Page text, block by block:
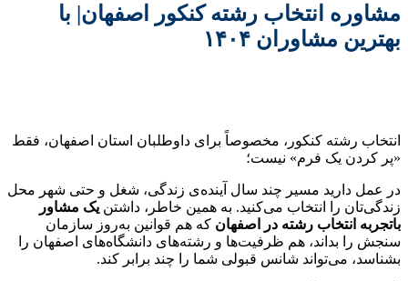
مشاوره انتخاب رشته کنکور اصفهان| با
بهترین مشاوران ۱۴۰۴
انتخاب رشته کنکور، مخصوصاً برای داوطلبان استان اصفهان، فقط
«پر کردن یک فرم» نیست؛
در عمل دارید مسیر چند سال آینده‌ی زندگی، شغل و حتی شهر محل
زندگی‌تان را انتخاب می‌کنید. به همین خاطر، داشتن یک مشاور
باتجربه انتخاب رشته در اصفهان که هم قوانین به‌روز سازمان
سنجش را بداند، هم ظرفیت‌ها و رشته‌های دانشگاه‌های اصفهان را
بشناسد، می‌تواند شانس قبولی شما را چند برابر کند.